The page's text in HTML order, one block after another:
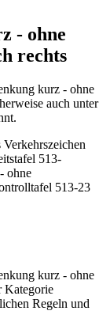
- ohne
rechts
kurz - ohne
auch unter
Verkehrszeichen
513-
ohne
513-23
kurz - ohne
Kategorie
Regeln und